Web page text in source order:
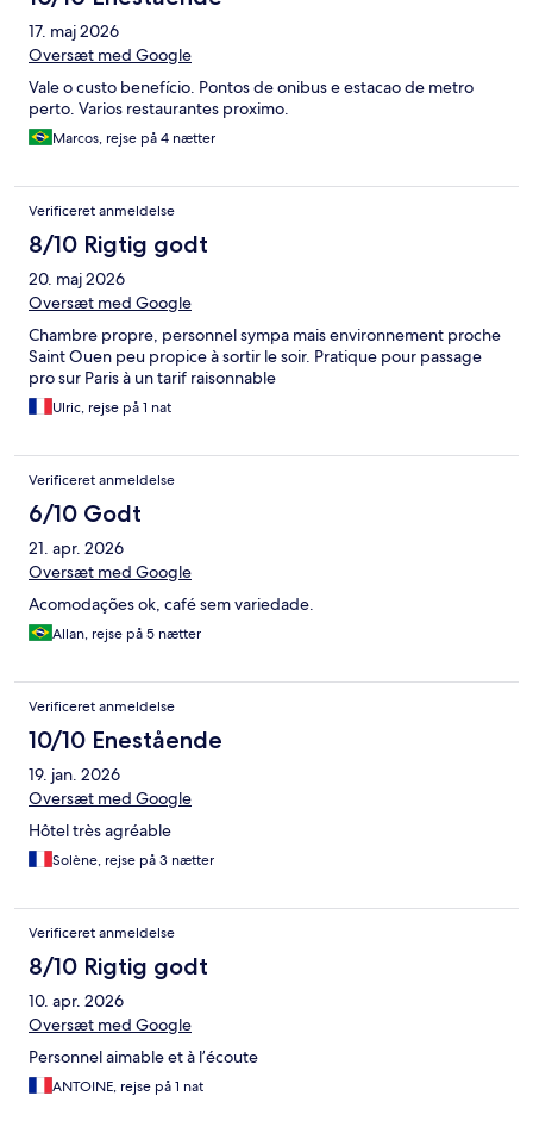
17. maj 2026
Oversæt med Google
Vale o custo benefício. Pontos de onibus e estacao de metro
perto. Varios restaurantes proximo.
Marcos, rejse på 4 nætter
Verificeret anmeldelse
8/10 Rigtig godt
20. maj 2026
Oversæt med Google
Chambre propre, personnel sympa mais environnement proche
Saint Ouen peu propice à sortir le soir. Pratique pour passage
pro sur Paris à un tarif raisonnable
Ulric, rejse på 1 nat
Verificeret anmeldelse
6/10 Godt
21. apr. 2026
Oversæt med Google
Acomodações ok, café sem variedade.
Allan, rejse på 5 nætter
Verificeret anmeldelse
10/10 Enestående
19. jan. 2026
Oversæt med Google
Hôtel très agréable
Solène, rejse på 3 nætter
Verificeret anmeldelse
8/10 Rigtig godt
10. apr. 2026
Oversæt med Google
Personnel aimable et à l’écoute
ANTOINE, rejse på 1 nat